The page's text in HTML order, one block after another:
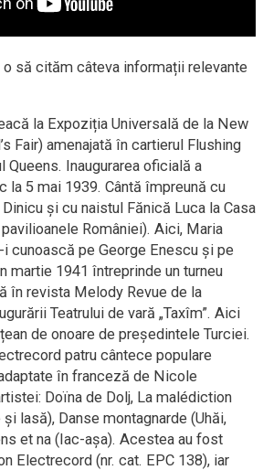
o să cităm câteva informații relevante
la Expoziția Universală de la New
Fair) amenajată în cartierul Flushing
Inaugurarea oficială a
la 5 mai 1939. Cântă împreună cu
și cu naistul Fănică Luca la Casa
României). Aici, Maria
cunoască pe George Enescu și pe
martie 1941 întreprinde un turneu
în revista Melody Revue de la
Teatrului de vară „Taxîm”. Aici
de onoare de președintele Turciei.
patru cântece populare
în franceză de Nicole
Doïna de Dolj, La malédiction
și lasă), Danse montagnarde (Uhăi,
et na (Iac-așa). Acestea au fost
Electrecord (nr. cat. EPC 138), iar